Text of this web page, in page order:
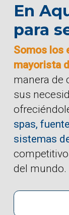
En
para
Somos los
mayorista
manera de
sus
spas,
sistemas
del mundo.